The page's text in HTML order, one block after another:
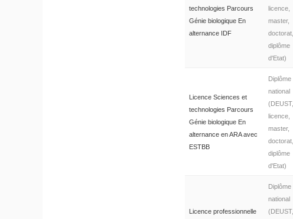
technologies Parcours
Génie biologique En
alternance IDF
licence,
master,
doctorat,
diplôme
d'Etat)
Licence Sciences et
technologies Parcours
Génie biologique En
alternance en ARA avec
ESTBB
Diplôme
national
(DEUST,
licence,
master,
doctorat,
diplôme
d'Etat)
Licence professionnelle
Diplôme
national
(DEUST,